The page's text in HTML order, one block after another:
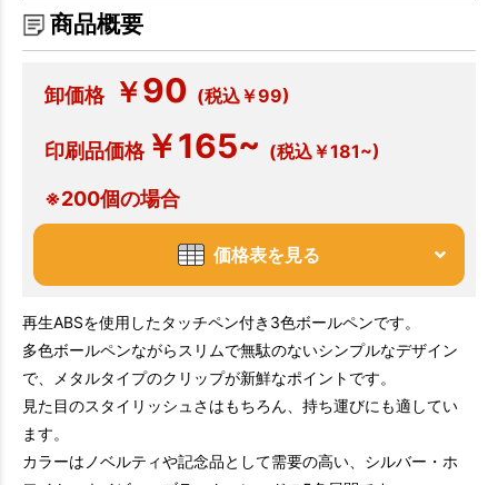
商品概要
卸価格 ￥90 (税込￥99)
印刷品価格￥165~ (税込￥181~)
※200個の場合
価格表を見る
再生ABSを使用したタッチペン付き3色ボールペンです。
多色ボールペンながらスリムで無駄のないシンプルなデザイン
で、メタルタイプのクリップが新鮮なポイントです。
見た目のスタイリッシュさはもちろん、持ち運びにも適してい
ます。
カラーはノベルティや記念品として需要の高い、シルバー・ホ